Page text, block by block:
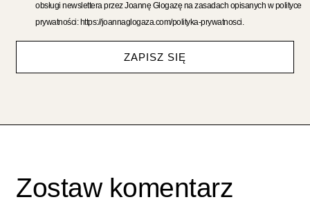
obsługi newslettera przez Joannę Glogazę na zasadach opisanych w polityce
prywatności: https://joannaglogaza.com/polityka-prywatnosci.
ZAPISZ SIĘ
Zostaw komentarz